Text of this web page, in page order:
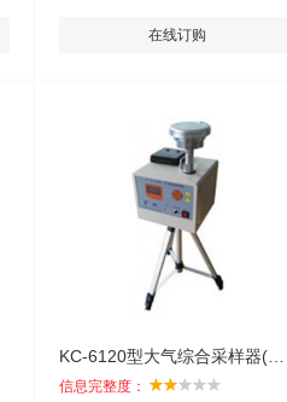
在线订购
KC-6120型大气综合采样器(电子流量计)
信息完整度：